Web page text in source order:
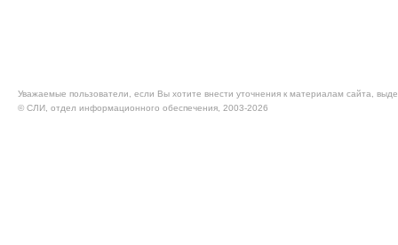
Уважаемые пользователи, если Вы хотите внести уточнения к материалам сайта,
© CЛИ, отдел информационного обеспечения, 2003-2026